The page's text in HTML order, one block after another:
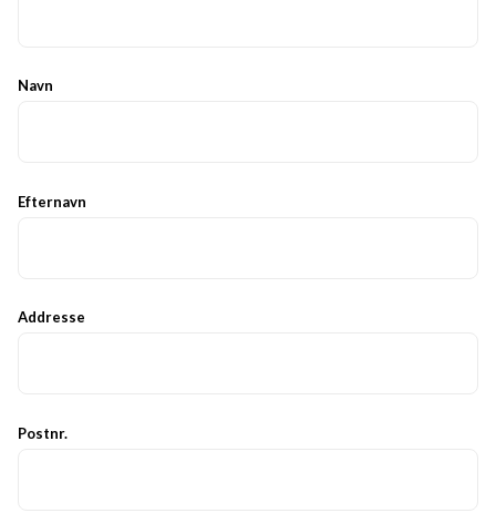
Navn
Efternavn
Addresse
Postnr.